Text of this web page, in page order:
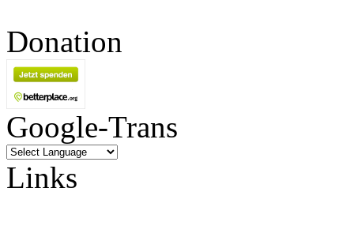
Donation
Google-Trans
Links